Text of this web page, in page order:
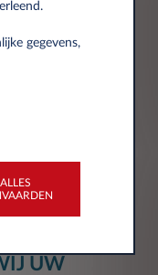
UW
gegevens,
ALLES